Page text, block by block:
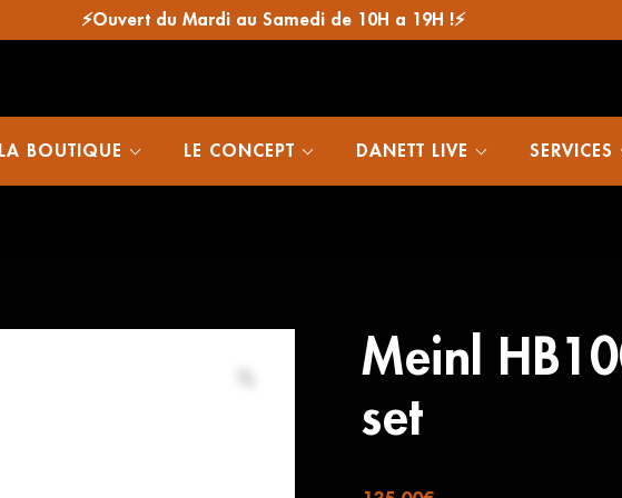
⚡Ouvert du Mardi au Samedi de 10H a 19H !⚡
LA BOUTIQUE LE CONCEPT DANETT LIVE SERVICES
Meinl
set